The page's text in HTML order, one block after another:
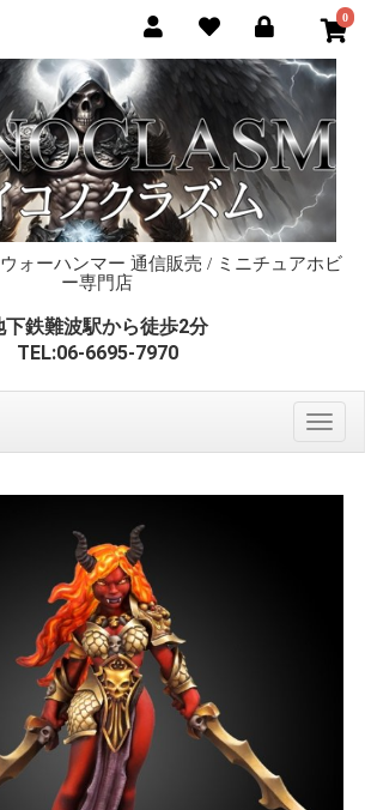
0
ォーハンマー 通信販売 / ミニチュアホビ
ー専門店
下鉄難波駅から徒歩2分
TEL:06-6695-7970